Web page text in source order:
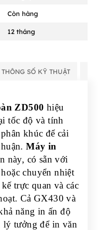
Còn hàng
12 tháng
THÔNG SỐ KỸ THUẬT
ZD500 hiệu
tốc độ và tính
khúc để cải
Máy in
này, có sẵn với
chuyển nhiệt
trực quan và các
Cả GX430 và
năng in ấn độ
lý tưởng để in văn